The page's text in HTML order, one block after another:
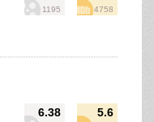
1195 4758
6.38 5.6